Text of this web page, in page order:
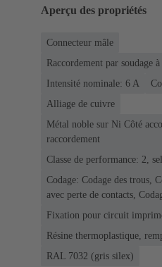
Aperçu des propriétés
Connecteur mâle
Raccordement par soudage
Intensité nominale: ‌6 A
Alliage de cuivre
Métal noble sur Ni Côté
raccordement
Classe de performance: 2,
Codage: Codage des trous,
avec perte de contacts,
Fixation pour circuit
Résine thermoplastique,
RAL 7032 (gris silex)